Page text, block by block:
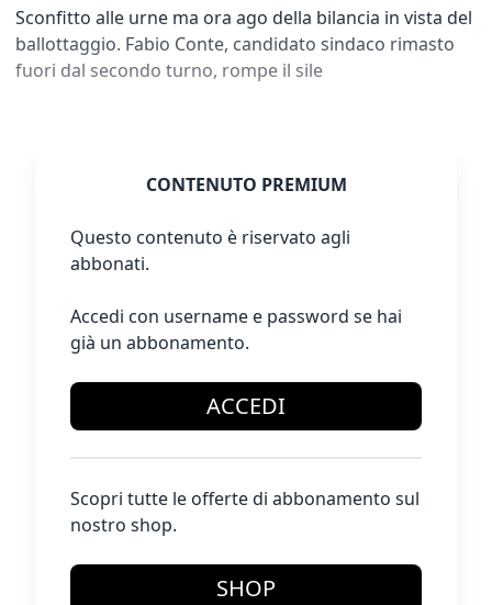
Sconfitto alle urne ma ora ago della bilancia in vista del
ballottaggio. Fabio Conte, candidato sindaco rimasto
fuori dal secondo turno, rompe il sile
CONTENUTO PREMIUM
Questo contenuto è riservato agli
abbonati.
Accedi con username e password se hai
già un abbonamento.
ACCEDI
Scopri tutte le offerte di abbonamento sul
nostro shop.
SHOP